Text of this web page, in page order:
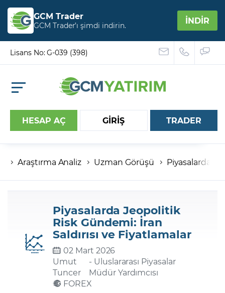
GCM Trader
GCM Trader’ı şimdi indirin. İNDİR
Lisans No: G-039 (398)
HESAP AÇ GİRİŞ
Hesap numaranız
Şifreniz
Şifremi Unuttum
TRADER
Araştırma Analiz Uzman Görüşü Piyasalarda
Piyasalarda Jeopolitik
Risk Gündemi: İran
Saldırısı ve Fiyatlamalar
02 Mart 2026
Umut
Tuncer
- Uluslararası Piyasalar
Müdür Yardımcısı
FOREX